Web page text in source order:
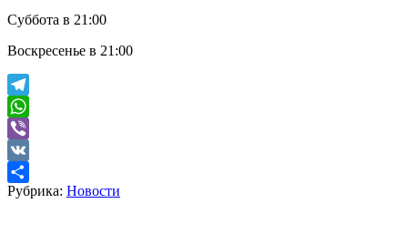
Суббота в 21:00
Воскресенье в 21:00
Telegram
WhatsApp
Viber
VK
Отправить
Рубрика: Новости